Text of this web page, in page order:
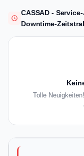
CASSAD -
Downtime-
Tolle